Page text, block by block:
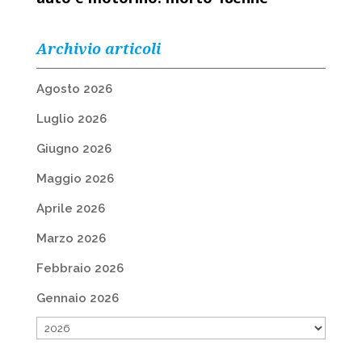
Archivio articoli
Agosto 2026
Luglio 2026
Giugno 2026
Maggio 2026
Aprile 2026
Marzo 2026
Febbraio 2026
Gennaio 2026